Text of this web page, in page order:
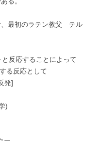
最初のラテン教父 テル
反応することによって
る反応として
発]
)